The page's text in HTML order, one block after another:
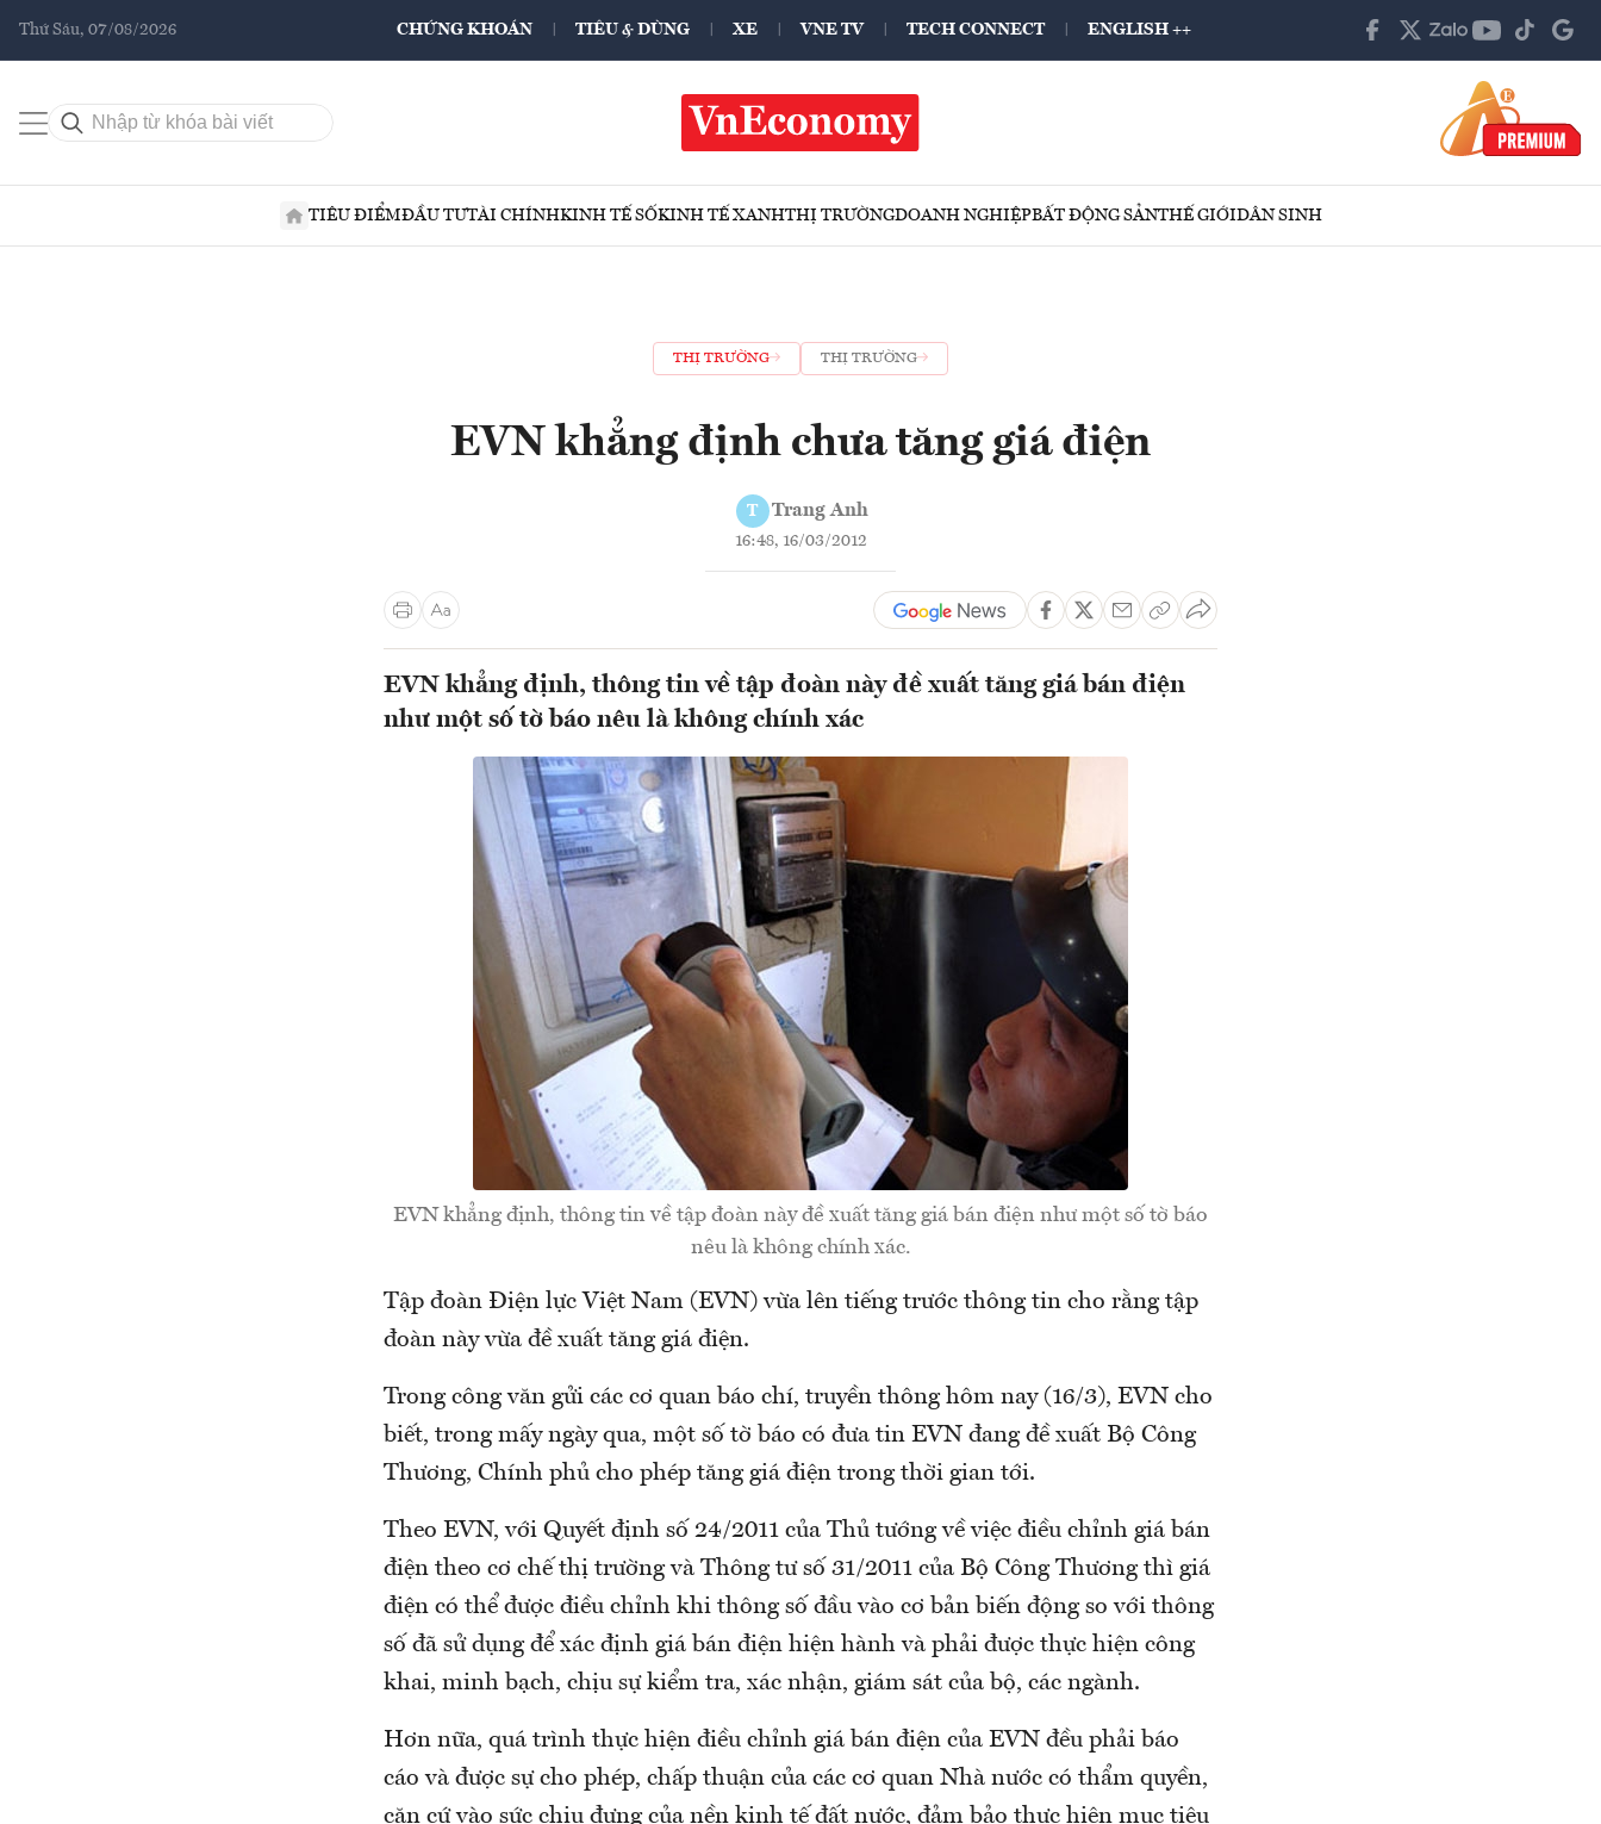
Thứ Sáu, 07/08/2026 CHỨNG KHOÁN TIÊU & DÙNG XE VNE TV TECH CONNECT ENGLISH ++
TIÊU ĐIỂMĐẦU TƯTÀI CHÍNHKINH TẾ SỐKINH TẾ XANHTHỊ TRƯỜNGDOANH NGHIỆPBẤT ĐỘNG SẢNTHẾ GIỚIDÂN SINH
THỊ TRƯỜNG THỊ TRƯỜNG
EVN khẳng định chưa tăng giá điện
T Trang Anh
16:48, 16/03/2012
EVN khẳng định, thông tin về tập đoàn này đề xuất tăng giá bán điện
như một số tờ báo nêu là không chính xác
EVN khẳng định, thông tin về tập đoàn này đề xuất tăng giá bán điện như một số tờ báo
nêu là không chính xác.
Tập đoàn Điện lực Việt Nam (EVN) vừa lên tiếng trước thông tin cho rằng tập
đoàn này vừa đề xuất tăng giá điện.
Trong công văn gửi các cơ quan báo chí, truyền thông hôm nay (16/3), EVN cho
biết, trong mấy ngày qua, một số tờ báo có đưa tin EVN đang đề xuất Bộ Công
Thương, Chính phủ cho phép tăng giá điện trong thời gian tới.
Theo EVN, với Quyết định số 24/2011 của Thủ tướng về việc điều chỉnh giá bán
điện theo cơ chế thị trường và Thông tư số 31/2011 của Bộ Công Thương thì giá
điện có thể được điều chỉnh khi thông số đầu vào cơ bản biến động so với thông
số đã sử dụng để xác định giá bán điện hiện hành và phải được thực hiện công
khai, minh bạch, chịu sự kiểm tra, xác nhận, giám sát của bộ, các ngành.
Hơn nữa, quá trình thực hiện điều chỉnh giá bán điện của EVN đều phải báo
cáo và được sự cho phép, chấp thuận của các cơ quan Nhà nước có thẩm quyền,
căn cứ vào sức chịu đựng của nền kinh tế đất nước, đảm bảo thực hiện mục tiêu